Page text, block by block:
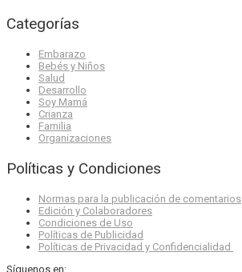
Categorías
Embarazo
Bebés y Niños
Salud
Desarrollo
Soy Mamá
Crianza
Familia
Organizaciones
Políticas y Condiciones
Normas para la publicación de comentarios
Edición y Colaboradores
Condiciones de Uso
Políticas de Publicidad
Políticas de Privacidad y Confidencialidad
Síguenos en: